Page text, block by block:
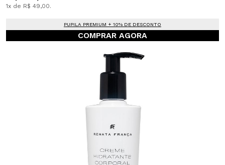
1x de R$ 49,00.
PUPILA PREMIUM + 10% DE DESCONTO
COMPRAR AGORA